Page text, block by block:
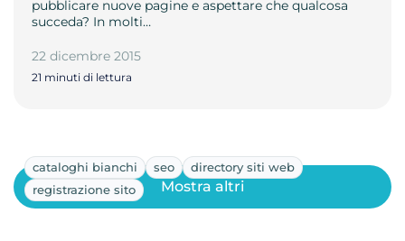
pubblicare nuove pagine e aspettare che qualcosa
succeda? In molti…
22 dicembre 2015
21 minuti di lettura
cataloghi bianchi seo
directory siti web
registrazione sito
Mostra altri